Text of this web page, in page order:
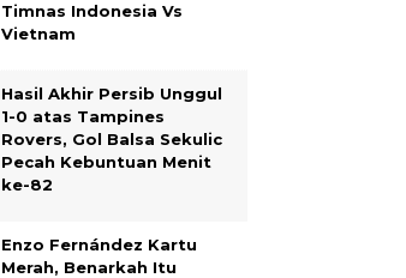
Timnas Indonesia Vs
Vietnam
Hasil Akhir Persib Unggul
1-0 atas Tampines
Rovers, Gol Balsa Sekulic
Pecah Kebuntuan Menit
ke-82
Enzo Fernández Kartu
Merah, Benarkah Itu